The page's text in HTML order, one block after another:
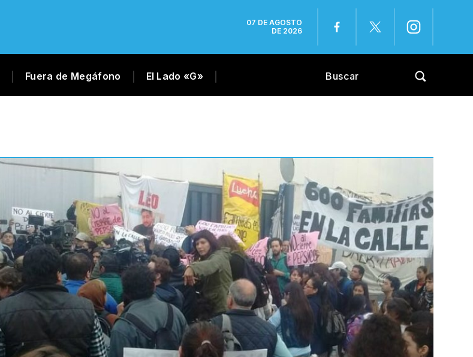
07 DE AGOSTO
DE 2026
Fuera de Megáfono El Lado «G»